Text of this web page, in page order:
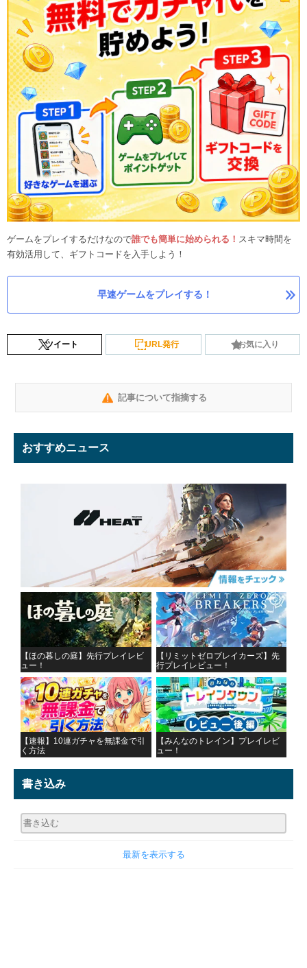
ゲームをプレイするだけなので誰でも簡単に始められる！ スキマ時間を
有効活用して、ギフトコードを入手しよう！
早速ゲームをプレイする！
ツイート URL発行 お気に入り
記事について指摘する
おすすめニュース
【ほの暮しの庭】先行プレイレビ
ュー！
【リミットゼロブレイカーズ】先
行プレイレビュー！
【速報】10連ガチャを無課金で引
く方法
【みんなのトレイン】プレイレビ
ュー！
書き込み
最新を表示する